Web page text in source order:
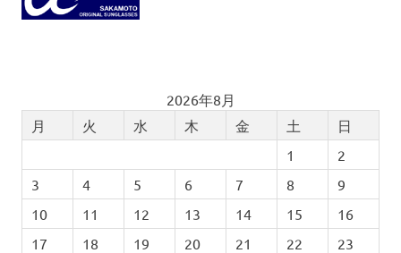
2026年8月
月
火 水 木 金 土
日
1
2
3
4 5 6 7 8
9
10
11 12 13 14 15
16
17
18 19 20 21 22
23